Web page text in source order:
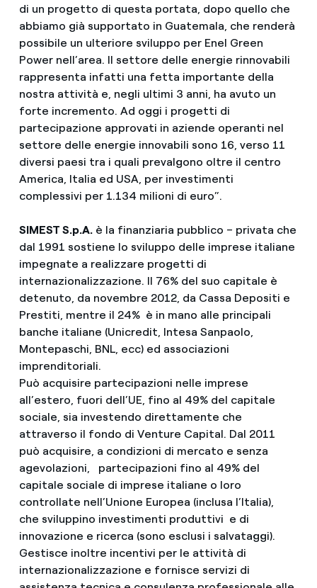
di un progetto di questa portata, dopo quello che
abbiamo già supportato in Guatemala, che renderà
possibile un ulteriore sviluppo per Enel Green
Power nell’area. Il settore delle energie rinnovabili
rappresenta infatti una fetta importante della
nostra attività e, negli ultimi 3 anni, ha avuto un
forte incremento. Ad oggi i progetti di
partecipazione approvati in aziende operanti nel
settore delle energie innovabili sono 16, verso 11
diversi paesi tra i quali prevalgono oltre il centro
America, Italia ed USA, per investimenti
complessivi per 1.134 milioni di euro”.
SIMEST S.p.A.è la finanziaria pubblico – privata che
dal 1991 sostiene lo sviluppo delle imprese italiane
impegnate a realizzare progetti di
internazionalizzazione. Il 76% del suo capitale è
detenuto, da novembre 2012, da Cassa Depositi e
Prestiti, mentre il 24% è in mano alle principali
banche italiane (Unicredit, Intesa Sanpaolo,
Montepaschi, BNL, ecc) ed associazioni
imprenditoriali.
Può acquisire partecipazioni nelle imprese
all’estero, fuori dell’UE, fino al 49% del capitale
sociale, sia investendo direttamente che
attraverso il fondo di Venture Capital. Dal 2011
può acquisire, a condizioni di mercato e senza
agevolazioni, partecipazioni fino al 49% del
capitale sociale di imprese italiane o loro
controllate nell’Unione Europea (inclusa l’Italia),
che sviluppino investimenti produttivi e di
innovazione e ricerca (sono esclusi i salvataggi).
Gestisce inoltre incentivi per le attività di
internazionalizzazione e fornisce servizi di